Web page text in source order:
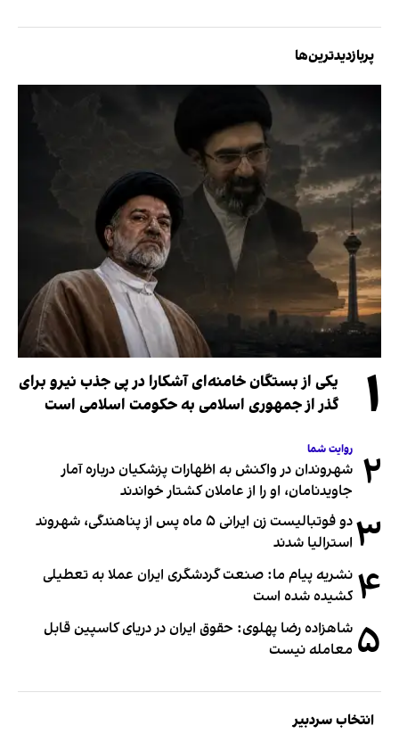
پربازدیدترین‌ها
۱
یکی از بستگان خامنه‌ای آشکارا در پی جذب نیرو برای
گذر از جمهوری اسلامی به حکومت اسلامی است
۲ روایت شما
شهروندان در واکنش به اظهارات پزشکیان درباره آمار
جاویدنامان، او را از عاملان کشتار خواندند
۳
دو فوتبالیست زن ایرانی ۵ ماه پس از پناهندگی، شهروند
استرالیا شدند
۴ نشریه پیام ما: صنعت گردشگری ایران عملا به تعطیلی
کشیده شده است
۵ شاهزاده رضا پهلوی: حقوق ایران در دریای کاسپین قابل
معامله نیست
انتخاب سردبیر